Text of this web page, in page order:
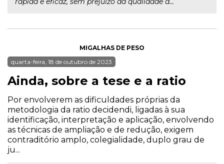
MIGALHAS DE PESO
quarta-feira, 18 de outubro de 2023
Ainda, sobre a tese e a ratio
Por envolverem as dificuldades próprias da
metodologia da ratio decidendi, ligadas à sua
identificação, interpretação e aplicação, envolvendo
as técnicas de ampliação e de redução, exigem
contraditório amplo, colegialidade, duplo grau de
ju...